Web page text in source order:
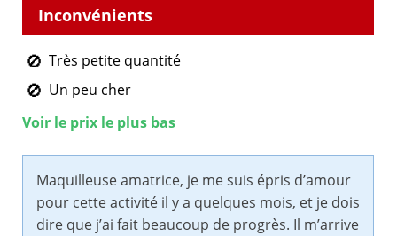
Très petite quantité
Un peu cher
Voir le prix le plus bas
Maquilleuse amatrice, je me suis épris d’amour
pour cette activité il y a quelques mois, et je dois
dire que j’ai fait beaucoup de progrès. Il m’arrive